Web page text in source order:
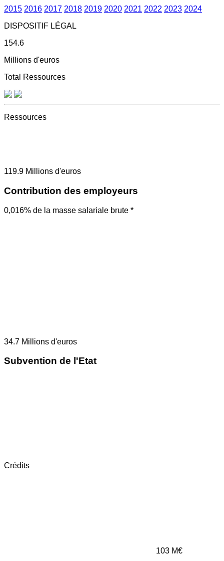
2015 2016 2017 2018 2019 2020 2021 2022 2023 2024
DISPOSITIF LÉGAL
154.6
Millions d'euros
Total Ressources
Ressources
119.9 Millions d'euros
Contribution des employeurs
0,016% de la masse salariale brute *
34.7 Millions d'euros
Subvention de l'Etat
Crédits
103 M€